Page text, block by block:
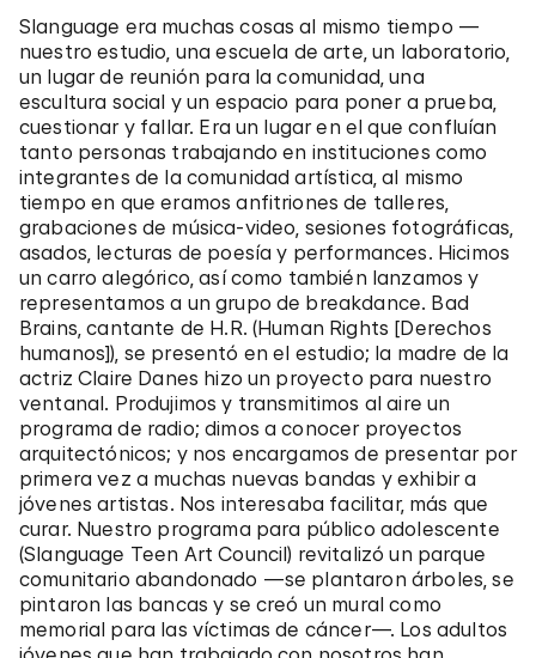
Slanguage era muchas cosas al mismo tiempo —
nuestro estudio, una escuela de arte, un laboratorio,
un lugar de reunión para la comunidad, una
escultura social y un espacio para poner a prueba,
cuestionar y fallar. Era un lugar en el que confluían
tanto personas trabajando en instituciones como
integrantes de la comunidad artística, al mismo
tiempo en que eramos anfitriones de talleres,
grabaciones de música-video, sesiones fotográficas,
asados, lecturas de poesía y performances. Hicimos
un carro alegórico, así como también lanzamos y
representamos a un grupo de breakdance. Bad
Brains, cantante de H.R. (Human Rights [Derechos
humanos]), se presentó en el estudio; la madre de la
actriz Claire Danes hizo un proyecto para nuestro
ventanal. Produjimos y transmitimos al aire un
programa de radio; dimos a conocer proyectos
arquitectónicos; y nos encargamos de presentar por
primera vez a muchas nuevas bandas y exhibir a
jóvenes artistas. Nos interesaba facilitar, más que
curar. Nuestro programa para público adolescente
(Slanguage Teen Art Council) revitalizó un parque
comunitario abandonado —se plantaron árboles, se
pintaron las bancas y se creó un mural como
memorial para las víctimas de cáncer—. Los adultos